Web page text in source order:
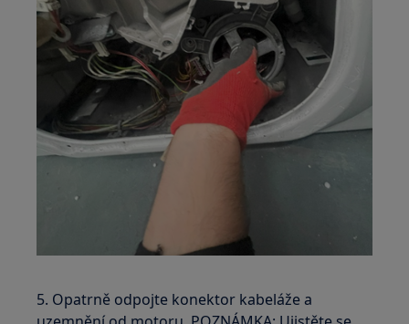
5. Opatrně odpojte konektor kabeláže a